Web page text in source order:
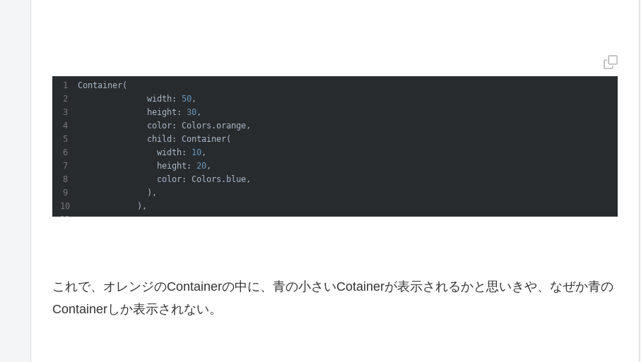
Container(
              width:
50,
              height:
30,
              color: Colors.orange,
              child: Container(
                width:
10,
                height:
20,
                color: Colors.blue,
              ),
これで、オレンジのContainerの中に、青の小さいCotainerが表示されるかと思いきや、なぜか青の
Containerしか表示されない。